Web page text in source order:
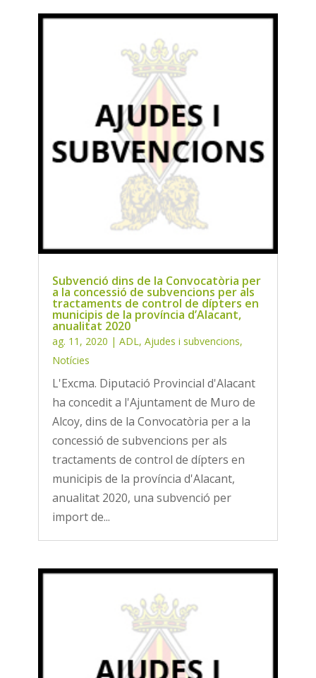
Subvenció dins de la Convocatòria per
a la concessió de subvencions per als
tractaments de control de dípters en
municipis de la província d’Alacant,
anualitat 2020
ag. 11, 2020 | ADL, Ajudes i subvencions,
Notícies
L'Excma. Diputació Provincial d'Alacant
ha concedit a l'Ajuntament de Muro de
Alcoy, dins de la Convocatòria per a la
concessió de subvencions per als
tractaments de control de dípters en
municipis de la província d'Alacant,
anualitat 2020, una subvenció per
import de...